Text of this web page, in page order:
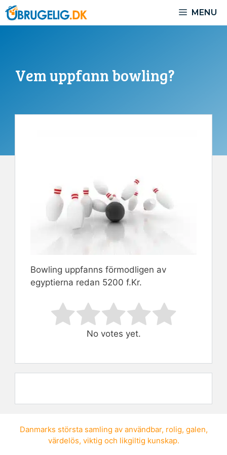
Hoppa
till
MENU
Vem uppfann bowling?
Bowling uppfanns förmodligen av
egyptierna redan 5200 f.Kr.
Rate this item:
Submit Rating
No votes yet.
Danmarks största samling av användbar, rolig, galen,
värdelös, viktig och likgiltig kunskap.